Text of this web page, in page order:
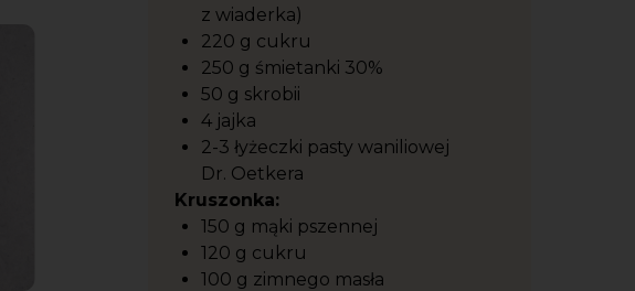
z wiaderka)
220 g cukru
250 g śmietanki 30%
50 g skrobii
4 jajka
2-3 łyżeczki pasty waniliowej
Dr. Oetkera
Kruszonka:
150 g mąki pszennej
120 g cukru
100 g zimnego masła